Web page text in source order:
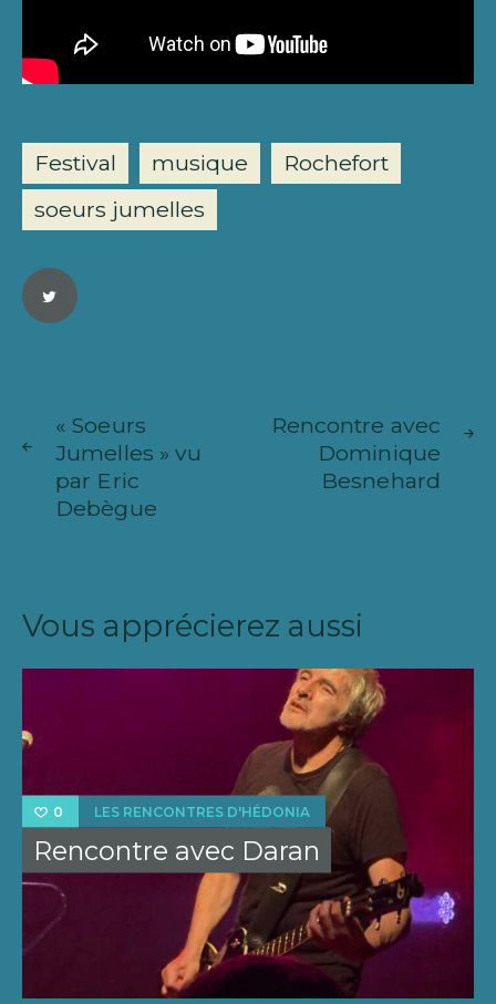
Festival musique
Rochefort
soeurs jumelles
de
l’article
SUIVANT
« Soeurs
Jumelles » vu
par Eric
Debègue
Rencontre avec
Dominique
Besnehard
Vous apprécierez aussi
0 LES RENCONTRES D'HÉDONIA
Rencontre avec Daran